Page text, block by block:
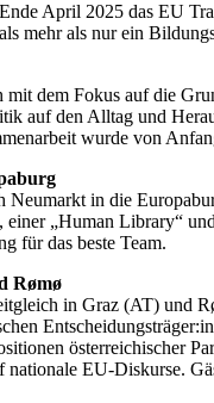
April 2025 das EU
mehr als nur ein
dem Fokus auf die
auf den Alltag und
wurde von
Neumarkt in die
„Human Library“
für das beste Team.
Rømø
in Graz (AT) und
österreichischer
EU-Diskurse.